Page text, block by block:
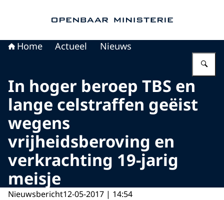
Home Actueel Nieuws
In hoger beroep TBS en
lange celstraffen geëist
wegens
vrijheidsberoving en
verkrachting 19-jarig
meisje
Nieuwsbericht12-05-2017 | 14:54